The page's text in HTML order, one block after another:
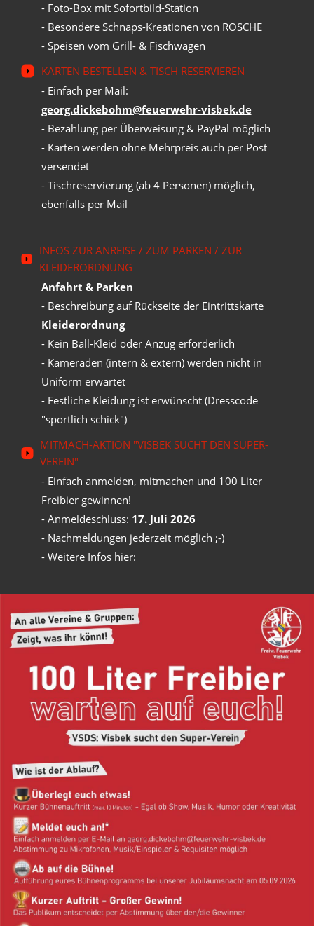
- Foto-Box mit Sofortbild-Station
- Besondere Schnaps-Kreationen von ROSCHE
- Speisen vom Grill- & Fischwagen
KARTEN BESTELLEN & TISCH RESERVIEREN
- Einfach per Mail:
georg.dickebohm@feuerwehr-visbek.de
- Bezahlung per Überweisung & PayPal möglich
- Karten werden ohne Mehrpreis auch per Post
versendet
- Tischreservierung (ab 4 Personen) möglich,
ebenfalls per Mail
INFOS ZUR ANREISE / ZUM PARKEN / ZUR
KLEIDERORDNUNG
Anfahrt & Parken
- Beschreibung auf Rückseite der Eintrittskarte
Kleiderordnung
- Kein Ball-Kleid oder Anzug erforderlich
- Kameraden (intern & extern) werden nicht in
Uniform erwartet
- Festliche Kleidung ist erwünscht (Dresscode
"sportlich schick")
MITMACH-AKTION "VISBEK SUCHT DEN SUPER-
VEREIN"
- Einfach anmelden, mitmachen und 100 Liter
Freibier gewinnen!
- Anmeldeschluss: 17. Juli 2026
- Nachmeldungen jederzeit möglich ;-)
- Weitere Infos hier: